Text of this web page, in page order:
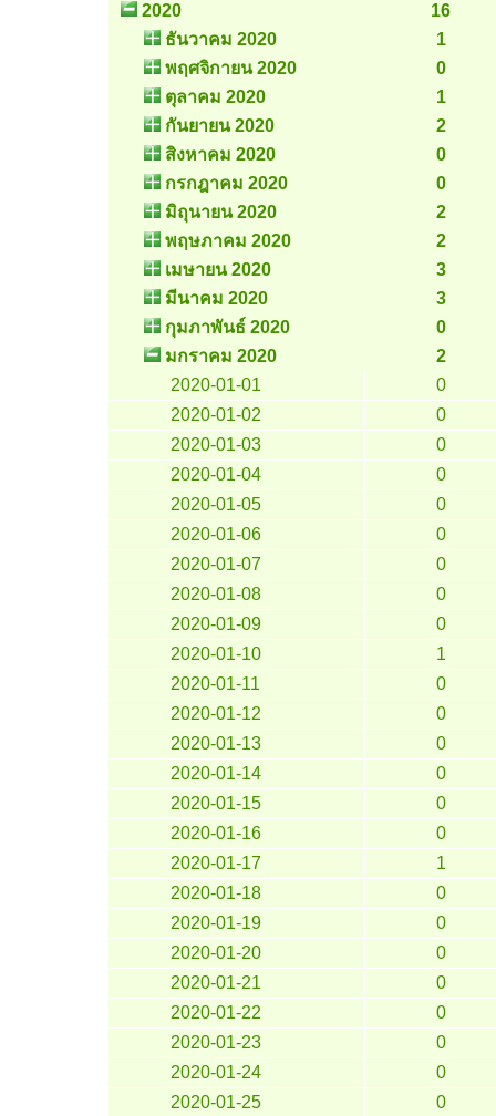
2020
16
ธันวาคม 2020
1
พฤศจิกายน 2020
0
ตุลาคม 2020
1
กันยายน 2020
2
สิงหาคม 2020
0
กรกฎาคม 2020
0
มิถุนายน 2020
2
พฤษภาคม 2020
2
เมษายน 2020
3
มีนาคม 2020
3
กุมภาพันธ์ 2020
0
มกราคม 2020
2
2020-01-01
0
2020-01-02
0
2020-01-03
0
2020-01-04
0
2020-01-05
0
2020-01-06
0
2020-01-07
0
2020-01-08
0
2020-01-09
0
2020-01-10
1
2020-01-11
0
2020-01-12
0
2020-01-13
0
2020-01-14
0
2020-01-15
0
2020-01-16
0
2020-01-17
1
2020-01-18
0
2020-01-19
0
2020-01-20
0
2020-01-21
0
2020-01-22
0
2020-01-23
0
2020-01-24
0
2020-01-25
0